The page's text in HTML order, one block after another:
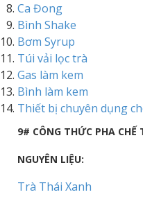
Ca Đong
Bình Shake
Bơm Syrup
Túi vải lọc trà
Gas làm kem
Bình làm kem
Thiết bị chuyên dụng
9# CÔNG THỨC PHA
NGUYÊN LIỆU:
Trà Thái Xanh